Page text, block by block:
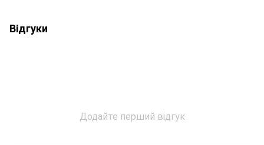
Відгуки
Додайте перший відгук